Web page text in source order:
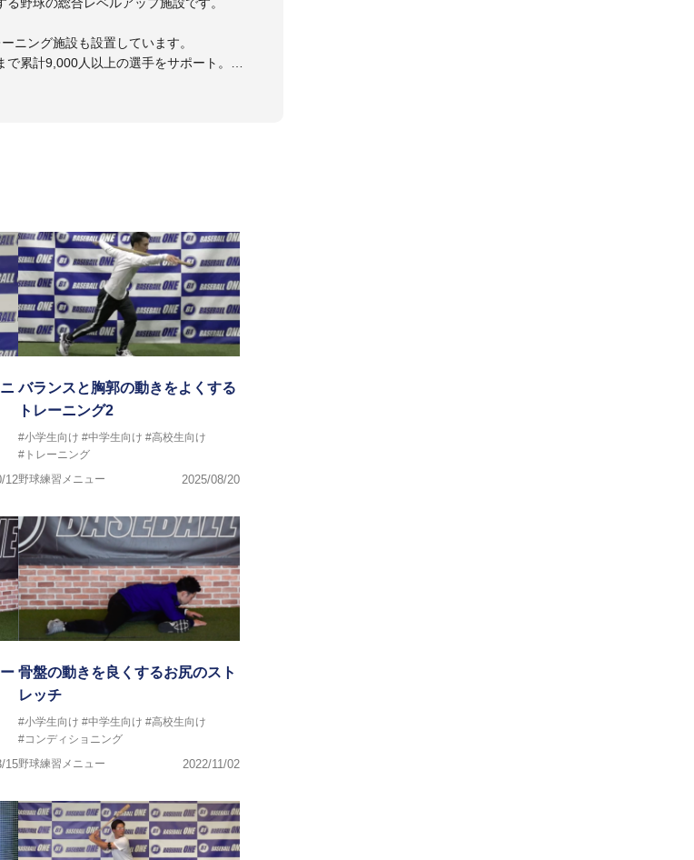
ニング施設も設置しています。
累計9,000人以上の選手をサポート。
12
バランスと胸郭の動きをよくする
トレーニング2
#小学生向け #中学生向け #高校生向け
#トレーニング
野球練習メニュー
2025/08/20
15
骨盤の動きを良くするお尻のスト
レッチ
#小学生向け #中学生向け #高校生向け
#コンディショニング
野球練習メニュー
2022/11/02